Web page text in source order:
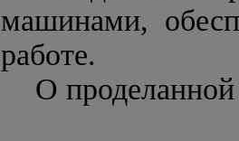
машинами,
работе.
О проделанной